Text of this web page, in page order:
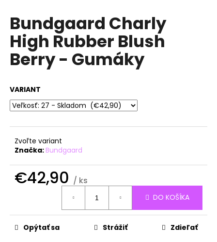
Bundgaard Charly
High Rubber Blush
Berry - Gumáky
VARIANT
Zvoľte variant
Značka:Bundgaard
€42,90 / ks
DO KOŠÍKA
Opýtať sa Strážiť Zdieľať
j
s
ť
?
HĽADAŤ
O
d
p
č
a